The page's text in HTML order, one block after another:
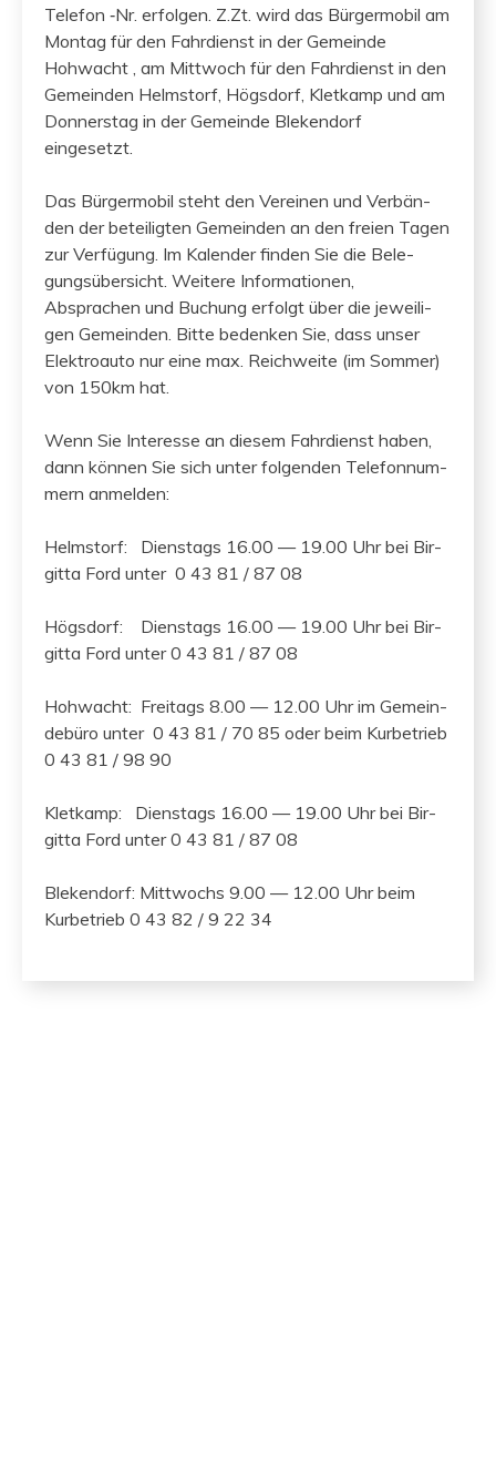
Tele­fon ‑Nr. erfol­gen. Z.Zt. wird das Bürg­er­mo­bil am
Mon­tag für den Fahr­di­enst in der Gemeinde
Hohwacht , am Mittwoch für den Fahr­di­enst in den
Gemein­den Helm­storf, Högs­dorf, Kletkamp und am
Don­ner­stag in der Gemeinde Blek­endorf
eingesetzt.
Das Bürg­er­mo­bil ste­ht den Vere­inen und Ver­bän­
den der beteiligten Gemein­den an den freien Tagen
zur Ver­fü­gung. Im Kalen­der find­en Sie die Bele­
gungsüber­sicht. Weit­ere Infor­ma­tio­nen,
Absprachen und Buchung erfol­gt über die jew­eili­
gen Gemein­den. Bitte bedenken Sie, dass unser
Elek­troau­to nur eine max. Reich­weite (im Som­mer)
von 150km hat.
Wenn Sie Inter­esse an diesem Fahr­di­enst haben,
dann kön­nen Sie sich unter fol­gen­den Tele­fon­num­
mern anmelden:
Helm­storf: Dien­stags 16.00 — 19.00 Uhr bei Bir­
git­ta Ford unter 0 43 81 / 87 08
Högs­dorf: Dien­stags 16.00 — 19.00 Uhr bei Bir­
git­ta Ford unter 0 43 81 / 87 08
Hohwacht: Fre­itags 8.00 — 12.00 Uhr im Gemein­
de­büro unter 0 43 81 / 70 85 oder beim Kurbe­trieb
0 43 81 / 98 90
Kletkamp: Dien­stags 16.00 — 19.00 Uhr bei Bir­
git­ta Ford unter 0 43 81 / 87 08
Blek­endorf: Mittwochs 9.00 — 12.00 Uhr beim
Kurbe­trieb 0 43 82 / 9 22 34